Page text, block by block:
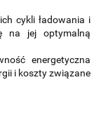
cykli ładowania i
na jej optymalną
energetyczna
i koszty związane